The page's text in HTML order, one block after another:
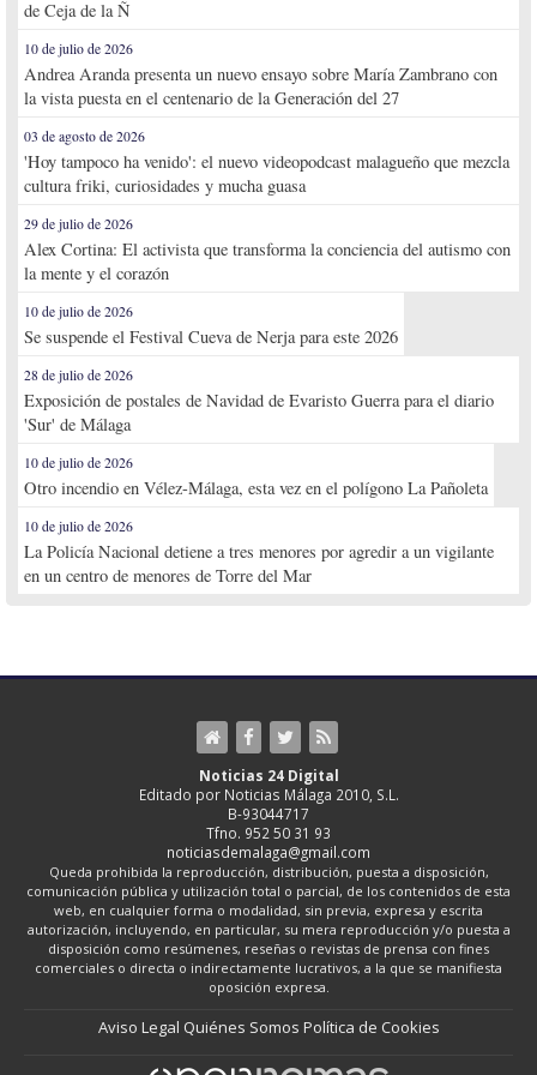
de Ceja de la Ñ
10 de julio de 2026
Andrea Aranda presenta un nuevo ensayo sobre María Zambrano con
la vista puesta en el centenario de la Generación del 27
03 de agosto de 2026
'Hoy tampoco ha venido': el nuevo videopodcast malagueño que mezcla
cultura friki, curiosidades y mucha guasa
29 de julio de 2026
Alex Cortina: El activista que transforma la conciencia del autismo con
la mente y el corazón
10 de julio de 2026
Se suspende el Festival Cueva de Nerja para este 2026
28 de julio de 2026
Exposición de postales de Navidad de Evaristo Guerra para el diario
'Sur' de Málaga
10 de julio de 2026
Otro incendio en Vélez-Málaga, esta vez en el polígono La Pañoleta
10 de julio de 2026
La Policía Nacional detiene a tres menores por agredir a un vigilante
en un centro de menores de Torre del Mar
Noticias 24 Digital
Editado por Noticias Málaga 2010, S.L.
B-93044717
Tfno. 952 50 31 93
noticiasdemalaga@gmail.com
Queda prohibida la reproducción, distribución, puesta a disposición,
comunicación pública y utilización total o parcial, de los contenidos de esta
web, en cualquier forma o modalidad, sin previa, expresa y escrita
autorización, incluyendo, en particular, su mera reproducción y/o puesta a
disposición como resúmenes, reseñas o revistas de prensa con fines
comerciales o directa o indirectamente lucrativos, a la que se manifiesta
oposición expresa.
Aviso Legal Quiénes Somos Política de Cookies